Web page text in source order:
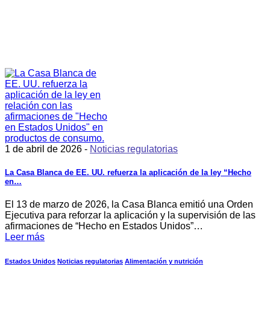
1 de abril de 2026 - Noticias regulatorias
La Casa Blanca de EE. UU. refuerza la aplicación de la ley “Hecho
en…
El 13 de marzo de 2026, la Casa Blanca emitió una Orden
Ejecutiva para reforzar la aplicación y la supervisión de las
afirmaciones de “Hecho en Estados Unidos”…
Leer más
Estados Unidos Noticias regulatorias Alimentación y nutrición